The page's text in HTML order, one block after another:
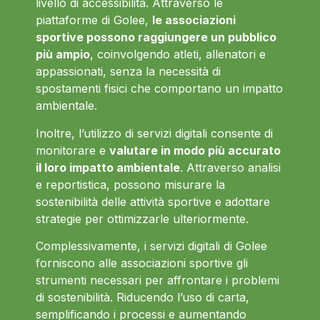
livello di accessibilità. Attraverso le
piattaforme di Golee, le associazioni
sportive possono raggiungere un pubblico
più ampio, coinvolgendo atleti, allenatori e
appassionati, senza la necessità di
spostamenti fisici che comportano un impatto
ambientale.
Inoltre, l’utilizzo di servizi digitali consente di
monitorare e valutare in modo più accurato
il loro impatto ambientale. Attraverso analisi
e reportistica, possono misurare la
sostenibilità delle attività sportive e adottare
strategie per ottimizzarle ulteriormente.
Complessivamente, i servizi digitali di Golee
forniscono alle associazioni sportive gli
strumenti necessari per affrontare i problemi
di sostenibilità. Riducendo l’uso di carta,
semplificando i processi e aumentando